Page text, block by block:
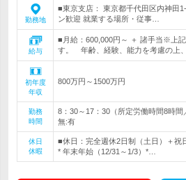
勤務地
■東京支店： 東京都千代田区内神田
ン歓迎 就業する場所・従事…
給与
■月給：600,000円～ ＋ 諸手当※上
す。 年齢、経験、能力を考慮の上
初年度
年収
800万円～1500万円
勤務
時間
8：30～17：30（所定労働時間8時
無:有
休日
休暇
■休日：完全週休2日制（土日）＋祝
* 年末年始（12/31～1/3）*…